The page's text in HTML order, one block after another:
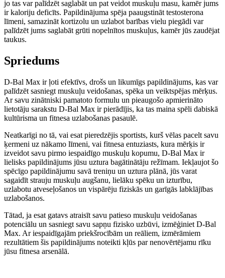
jo tas var palīdzēt saglabāt un pat veidot muskuļu masu, kamēr jums
ir kaloriju deficīts. Papildinājuma spēja paaugstināt testosterona
līmeni, samazināt kortizolu un uzlabot barības vielu piegādi var
palīdzēt jums saglabāt grūti nopelnītos muskuļus, kamēr jūs zaudējat
taukus.
Spriedums
D-Bal Max ir ļoti efektīvs, drošs un likumīgs papildinājums, kas var
palīdzēt sasniegt muskuļu veidošanas, spēka un veiktspējas mērķus.
Ar savu zinātniski pamatoto formulu un pieaugošo apmierināto
lietotāju sarakstu D-Bal Max ir pierādījis, ka tas maina spēli dabiskā
kultūrisma un fitnesa uzlabošanas pasaulē.
Neatkarīgi no tā, vai esat pieredzējis sportists, kurš vēlas pacelt savu
ķermeni uz nākamo līmeni, vai fitnesa entuziasts, kura mērķis ir
izveidot savu pirmo iespaidīgo muskuļu kopumu, D-Bal Max ir
lielisks papildinājums jūsu uztura bagātinātāju režīmam. Iekļaujot šo
spēcīgo papildinājumu savā treniņu un uztura plānā, jūs varat
sagaidīt strauju muskuļu augšanu, lielāku spēku un izturību,
uzlabotu atveseļošanos un vispārēju fiziskās un garīgās labklājības
uzlabošanos.
Tātad, ja esat gatavs atraisīt savu patieso muskuļu veidošanas
potenciālu un sasniegt savu sapņu fizisko uzbūvi, izmēģiniet D-Bal
Max. Ar iespaidīgajām priekšrocībām un reāliem, izmērāmiem
rezultātiem šis papildinājums noteikti kļūs par nenovērtējamu rīku
jūsu fitnesa arsenālā.